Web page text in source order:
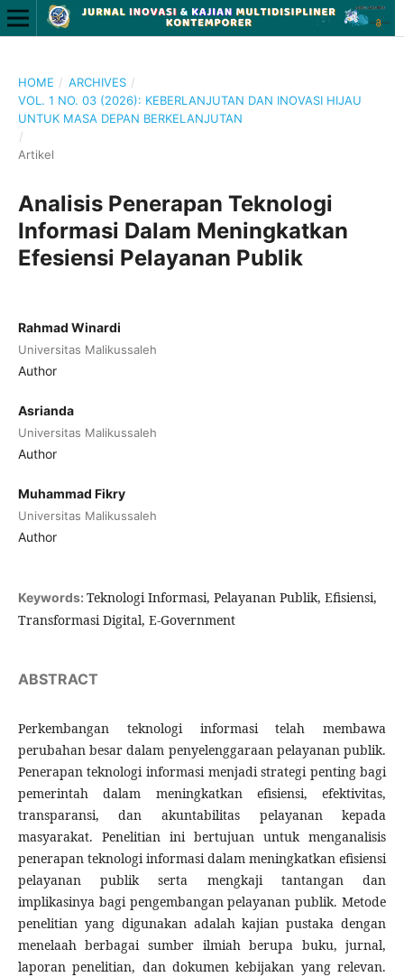
HOME / ARCHIVES /
VOL. 1 NO. 03 (2026): KEBERLANJUTAN DAN INOVASI HIJAU
UNTUK MASA DEPAN BERKELANJUTAN
/
Artikel
Analisis Penerapan Teknologi
Informasi Dalam Meningkatkan
Efesiensi Pelayanan Publik
Rahmad Winardi
Universitas Malikussaleh
Author
Asrianda
Universitas Malikussaleh
Author
Muhammad Fikry
Universitas Malikussaleh
Author
Keywords: Teknologi Informasi, Pelayanan Publik, Efisiensi,
Transformasi Digital, E-Government
ABSTRACT
Perkembangan teknologi informasi telah membawa
perubahan besar dalam penyelenggaraan pelayanan publik.
Penerapan teknologi informasi menjadi strategi penting bagi
pemerintah dalam meningkatkan efisiensi, efektivitas,
transparansi, dan akuntabilitas pelayanan kepada
masyarakat. Penelitian ini bertujuan untuk menganalisis
penerapan teknologi informasi dalam meningkatkan efisiensi
pelayanan publik serta mengkaji tantangan dan
implikasinya bagi pengembangan pelayanan publik. Metode
penelitian yang digunakan adalah kajian pustaka dengan
menelaah berbagai sumber ilmiah berupa buku, jurnal,
laporan penelitian, dan dokumen kebijakan yang relevan.